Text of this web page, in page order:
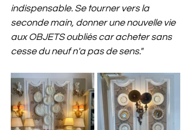
indispensable. Se tourner vers la
seconde main, donner une nouvelle vie
aux OBJETS oubliés car acheter sans
cesse du neuf n'a pas de sens."